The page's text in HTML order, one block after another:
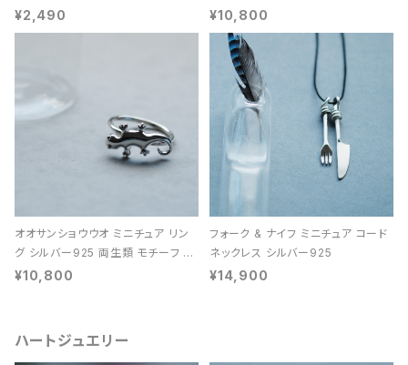
レディース ユニセックス
¥2,490
ン 天然石 レディース
¥10,800
オオサンショウウオ ミニチュア リン
グ シルバー925 両生類 モチーフ レ
ディース ユニセックス
¥10,800
フォーク & ナイフ ミニチュア コード
ネックレス シルバー925
¥14,900
ハートジュエリー